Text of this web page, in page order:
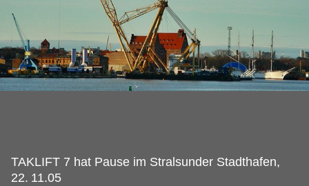
TAKLIFT 7 hat Pause im Stralsunder Stadthafen,
22. 11.05